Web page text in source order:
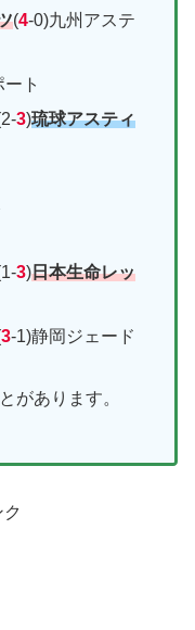
(4-0)九州アステ
ト
3)琉球アスティ
3)日本生命レッ
3-1)静岡ジェード
があります。